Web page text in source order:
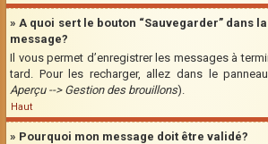
» A quoi sert le bouton “Sauvegarder” dans
message?
Il vous permet d’enregistrer les messages à
tard. Pour les recharger, allez dans le
Aperçu --> Gestion des brouillons).
Haut
» Pourquoi mon message doit être validé?